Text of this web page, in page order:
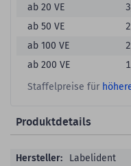
ab 20 VE
ab 50 VE
ab 100 VE
ab 200 VE
Staffelpreise für
Produktdetails
ProduktdetailsLabelident